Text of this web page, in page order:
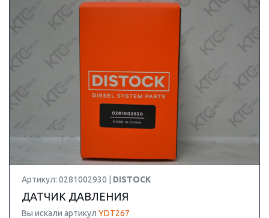
Артикул: 0281002930 | DISTOCK
ДАТЧИК ДАВЛЕНИЯ
Вы искали артикул YDT267